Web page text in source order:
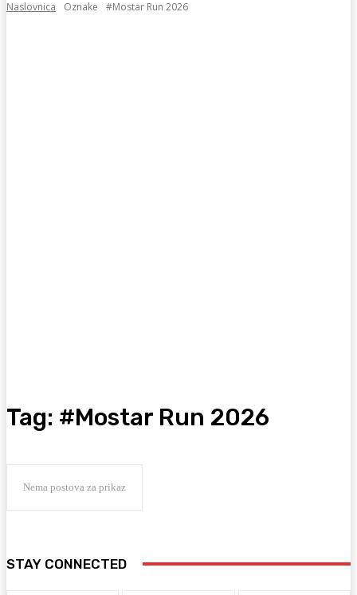
Naslovnica Oznake #Mostar Run 2026
Tag: #Mostar Run 2026
Nema postova za prikaz
STAY CONNECTED